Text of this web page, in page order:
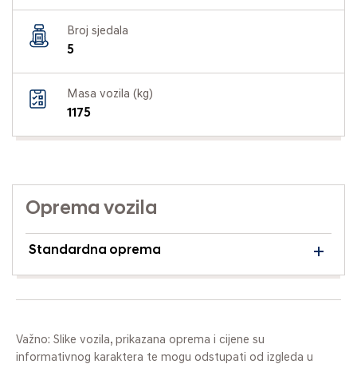
Broj sjedala
5
Masa vozila (kg)
1175
Oprema vozila
Standardna oprema
Važno: Slike vozila, prikazana oprema i cijene su
informativnog karaktera te mogu odstupati od izgleda u